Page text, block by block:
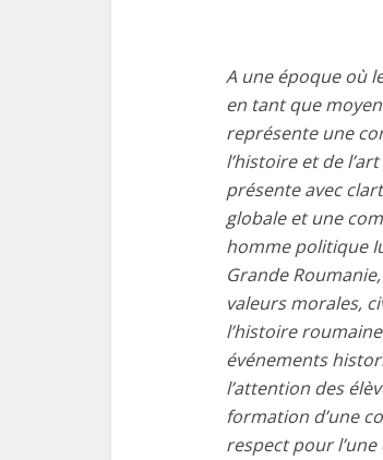
A une époque où
en tant que
représente une
l’histoire et de
présente avec
globale et une
homme politique
Grande
valeurs morales,
l’histoire
événements
l’attention des
formation d’une
respect pour